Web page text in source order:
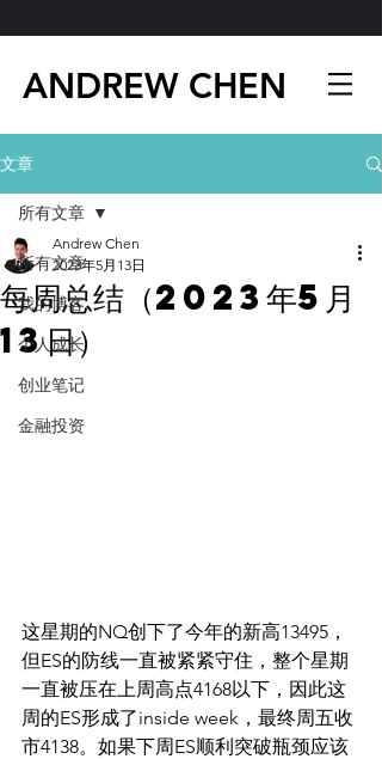
ANDREW CHEN
文章
所有文章
我的博客
个人成长
创业笔记
金融投资
所有文章
每周总结（2023年5月
13日）
Andrew Chen
2023年5月13日
这星期的NQ创下了今年的新高13495，
但ES的防线一直被紧紧守住，整个星期
一直被压在上周高点4168以下，因此这
周的ES形成了inside week，最终周五收
市4138。如果下周ES顺利突破瓶颈应该